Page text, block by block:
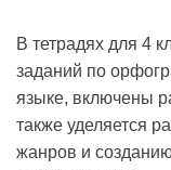
В тетрадях для 4
заданий по
языке, включены
также уделяется
жанров и